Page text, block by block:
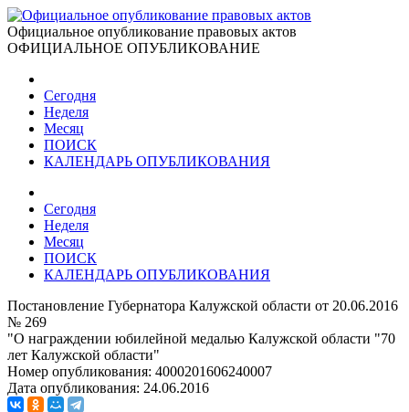
Официальное опубликование правовых актов
ОФИЦИАЛЬНОЕ ОПУБЛИКОВАНИЕ
Сегодня
Неделя
Месяц
ПОИСК
КАЛЕНДАРЬ ОПУБЛИКОВАНИЯ
Сегодня
Неделя
Месяц
ПОИСК
КАЛЕНДАРЬ ОПУБЛИКОВАНИЯ
Постановление Губернатора Калужской области от 20.06.2016
№ 269
"О награждении юбилейной медалью Калужской области "70
лет Калужской области"
Номер опубликования: 4000201606240007
Дата опубликования: 24.06.2016